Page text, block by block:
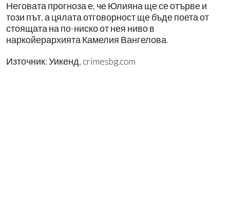
Неговата прогноза е, че Юлияна ще се отърве и
този път, а цялата отговорност ще бъде поета от
стоящата на по-ниско от нея ниво в
наркойерархията Камелия Вангелова.
Източник: Уикенд, crimesbg.com